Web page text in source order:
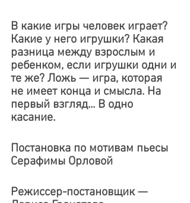
В какие игры человек играет?
Какие у него игрушки? Какая
разница между взрослым и
ребенком, если игрушки одни и
те же? Ложь — игра, которая
не имеет конца и смысла. На
первый взгляд... В одно
касание.
Постановка по мотивам пьесы
Серафимы Орловой
Режиссер-постановщик —